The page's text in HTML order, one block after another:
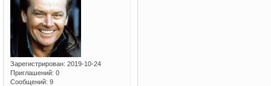
Зарегистрирован: 2019-10-24
Приглашений: 0
Сообщений: 9